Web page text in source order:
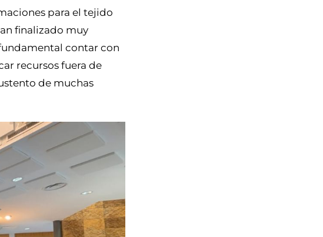
para el tejido
finalizado muy
contar con
recursos fuera de
de muchas